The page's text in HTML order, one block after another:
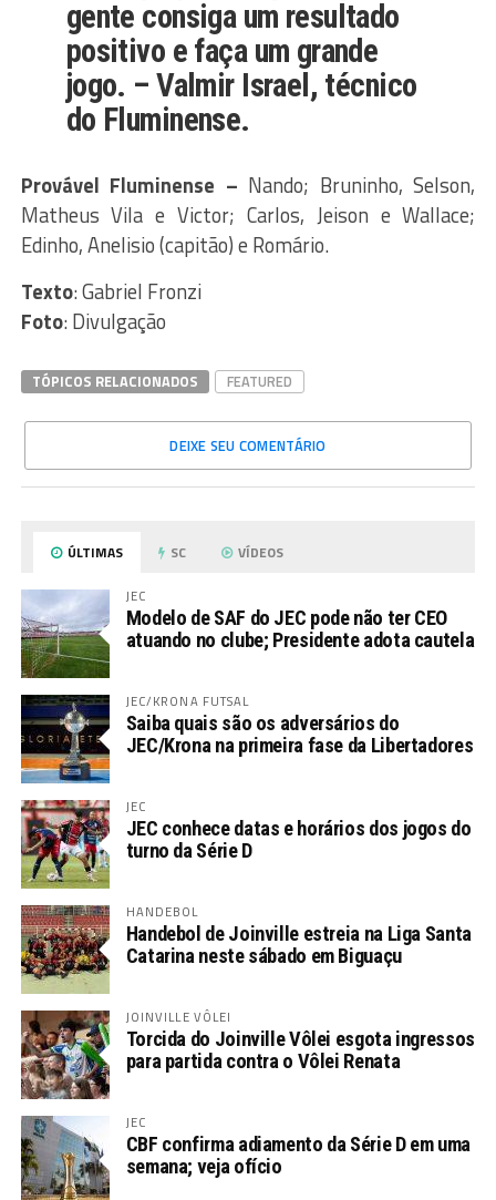
gente consiga um resultado
positivo e faça um grande
jogo. –Valmir Israel , técnico
do Fluminense.
Provável Fluminense – Nando; Bruninho, Selson,
Matheus Vila e Victor; Carlos, Jeison e Wallace;
Edinho, Anelisio (capitão) e Romário.
Texto: Gabriel Fronzi
Foto: Divulgação
TÓPICOS RELACIONADOS FEATURED
DEIXE SEU COMENTÁRIO
ÚLTIMAS SC VÍDEOS
JEC
Modelo de SAF do JEC pode não ter CEO
atuando no clube; Presidente adota cautela
JEC/KRONA FUTSAL
Saiba quais são os adversários do
JEC/Krona na primeira fase da Libertadores
JEC
JEC conhece datas e horários dos jogos do
turno da Série D
HANDEBOL
Handebol de Joinville estreia na Liga Santa
Catarina neste sábado em Biguaçu
JOINVILLE VÔLEI
Torcida do Joinville Vôlei esgota ingressos
para partida contra o Vôlei Renata
JEC
CBF confirma adiamento da Série D em uma
semana; veja ofício